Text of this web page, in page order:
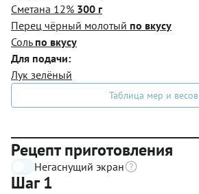
Сметана 12% 300 г
Перец чёрный молотый по вкусу
Соль по вкусу
Для подачи:
Лук зелёный
Таблица мер и весов
Рецепт приготовления
Негаснущий экран
Шаг 1